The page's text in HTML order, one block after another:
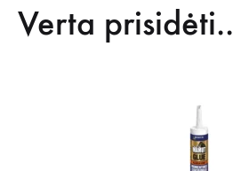
Verta prisidėti..